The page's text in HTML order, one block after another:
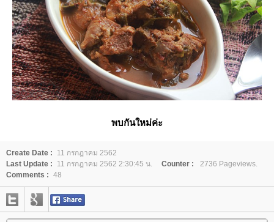
พบกันใหม่ค่ะ
Create Date :
11 กรกฎาคม 2562
Last Update :
11 กรกฎาคม 2562 2:30:45 น. Counter :
2736 Pageviews.
Comments : 48